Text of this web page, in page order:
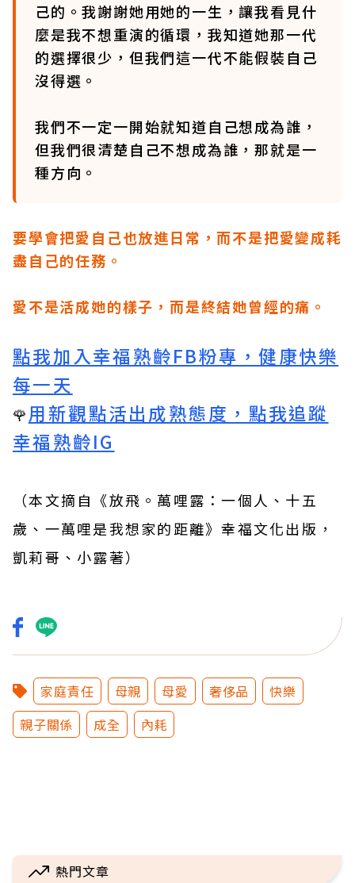
己的。我謝謝她用她的一生，讓我看見什
麼是我不想重演的循環，我知道她那一代
的選擇很少，但我們這一代不能假裝自己
沒得選。
我們不一定一開始就知道自己想成為誰，
但我們很清楚自己不想成為誰，那就是一
種方向。
要學會把愛自己也放進日常，而不是把愛變成耗
盡自己的任務。
愛不是活成她的樣子，而是終結她曾經的痛。
點我加入幸福熟齡FB粉專，健康快樂
每一天
🌹用新觀點活出成熟態度，點我追蹤
幸福熟齡IG
（本文摘自《放飛。萬哩露：一個人、十五
歲、一萬哩是我想家的距離》幸福文化出版，
凱莉哥、小露著）
家庭責任 母親 母愛 奢侈品
快樂
親子關係
成全 內耗
熱門文章